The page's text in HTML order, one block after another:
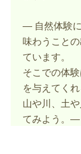
― 自然体験
味わうこと
ています。
そこでの体
を与えてくれ
山や川、土
てみよう。 ―